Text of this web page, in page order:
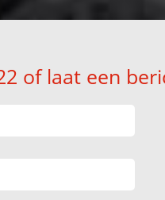
of laat een